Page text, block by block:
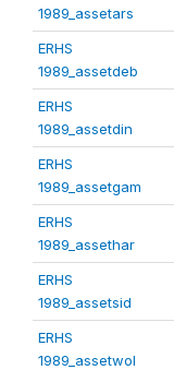
1989_assetars
ERHS
1989_assetdeb
ERHS
1989_assetdin
ERHS
1989_assetgam
ERHS
1989_assethar
ERHS
1989_assetsid
ERHS
1989_assetwol